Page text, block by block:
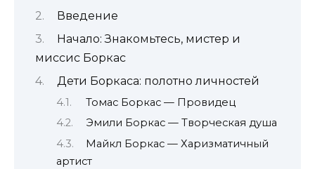
Введение
Начало: Знакомьтесь, мистер и
миссис Боркас
Дети Боркаса: полотно личностей
Томас Боркас — Провидец
Эмили Боркас — Творческая душа
Майкл Боркас — Харизматичный
артист